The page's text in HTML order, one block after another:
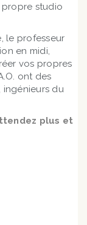
propre studio
le professeur
en midi,
vos propres
ont des
ingénieurs du
plus et